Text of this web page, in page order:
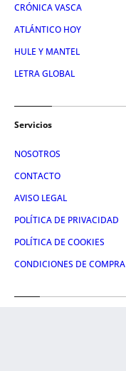
CRÓNICA VASCA
ATLÁNTICO HOY
HULE Y MANTEL
LETRA GLOBAL
Servicios
NOSOTROS
CONTACTO
AVISO LEGAL
POLÍTICA DE PRIVACIDAD
POLÍTICA DE COOKIES
CONDICIONES DE COMPRA